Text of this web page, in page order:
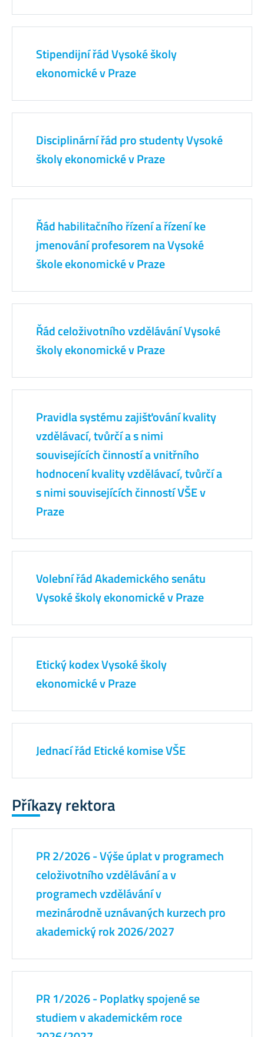
Stipendijní řád Vysoké školy
ekonomické v Praze
Disciplinární řád pro studenty Vysoké
školy ekonomické v Praze
Řád habilitačního řízení a řízení ke
jmenování profesorem na Vysoké
škole ekonomické v Praze
Řád celoživotního vzdělávání Vysoké
školy ekonomické v Praze
Pravidla systému zajišťování kvality
vzdělávací, tvůrčí a s nimi
souvisejících činností a vnitřního
hodnocení kvality vzdělávací, tvůrčí a
s nimi souvisejících činností VŠE v
Praze
Volební řád Akademického senátu
Vysoké školy ekonomické v Praze
Etický kodex Vysoké školy
ekonomické v Praze
Jednací řád Etické komise VŠE
Příkazy rektora
PR 2/2026 - Výše úplat v programech
celoživotního vzdělávání a v
programech vzdělávání v
mezinárodně uznávaných kurzech pro
akademický rok 2026/2027
PR 1/2026 - Poplatky spojené se
studiem v akademickém roce